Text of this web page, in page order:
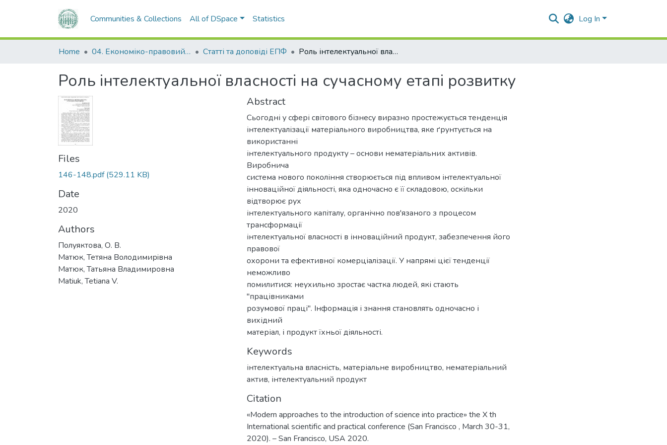
Communities & Collections All of DSpace Statistics Log In
Home 04. Економіко-правовий факультет Статті та доповіді ЕПФ Роль інтелектуальної власності на сучасному етапі розвитку
Роль інтелектуальної власності на сучасному етапі розвитку
Files
146-148.pdf(529.11 KB)
Date
2020
Authors
Полуяктова, О. В.
Матюк, Тетяна Володимирiвна
Матюк, Татьяна Владимировна
Matiuk, Tetiana V.
Abstract
Сьогодні у сфері світового бізнесу виразно простежується тенденція
інтелектуалізації матеріального виробництва, яке ґрунтується на
використанні
інтелектуального продукту – основи нематеріальних активів.
Виробнича
система нового покоління створюється під впливом інтелектуальної
інноваційної діяльності, яка одночасно є її складовою, оскільки
відтворює рух
інтелектуального капіталу, органічно пов'язаного з процесом
трансформації
інтелектуальної власності в інноваційний продукт, забезпечення його
правової
охорони та ефективної комерціалізації. У напрямі цієї тенденції
неможливо
помилитися: неухильно зростає частка людей, які стають
"працівниками
розумової праці". Інформація і знання становлять одночасно і
вихідний
матеріал, і продукт їхньої діяльності.
Keywords
інтелектуальна власність, матеріальне виробництво, нематеріальний
актив, інтелектуальний продукт
Citation
«Modern approaches to the introduction of science into practice» the X th
International scientific and practical conference (San Francisco , March 30-31,
2020). – San Francisco, USA 2020.